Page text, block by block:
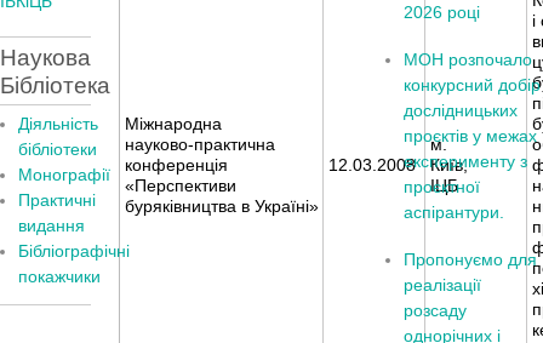
Міжнародна
науково-практична
конференція
«Перспективи
буряківництва в Україні»
12.03.2008
м.
Київ,
ІЦБ
Наукова
Бібліотека
Діяльність
бібліотеки
Монографії
Практичні
видання
Бібліографічні
покажчики
2026 році
МОН розпочало
конкурсний добір
дослідницьких
проєктів у межах
експерименту з
проєктної
аспірантури.
Пропонуємо для
реалізації
розсаду
однорічних і